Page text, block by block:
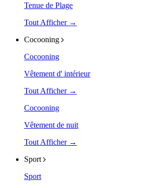
Tenue de Plage
Tout Afficher →
Cocooning
Cocooning
Vêtement d' intérieur
Tout Afficher →
Cocooning
Vêtement de nuit
Tout Afficher →
Sport
Sport